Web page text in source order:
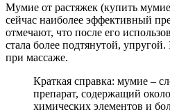
Мумие от растяжек (купить
сейчас наиболее эффективный
отмечают, что после его
стала более подтянутой,
при массаже.
Краткая справка: мумие –
препарат, содержащий
химических элементов и